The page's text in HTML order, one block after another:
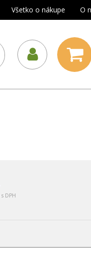
Všetko o nákupe O
s DPH